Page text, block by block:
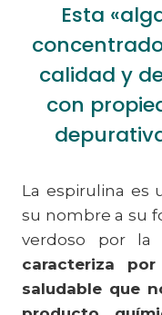
Esta
calidad y
con
La espirulina es
su nombre a su
verdoso por la
caracteriza
saludable que